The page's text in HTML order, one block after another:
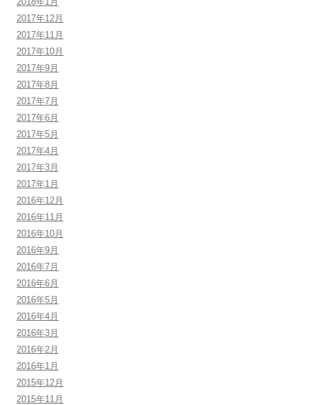
2017年12月
2017年11月
2017年10月
2017年9月
2017年8月
2017年7月
2017年6月
2017年5月
2017年4月
2017年3月
2017年1月
2016年12月
2016年11月
2016年10月
2016年9月
2016年7月
2016年6月
2016年5月
2016年4月
2016年3月
2016年2月
2016年1月
2015年12月
2015年11月